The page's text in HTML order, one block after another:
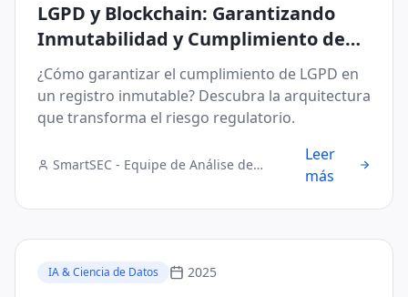
LGPD y Blockchain: Garantizando
Inmutabilidad y Cumplimiento de
Datos en Transacciones B2B
¿Cómo garantizar el cumplimiento de LGPD en
un registro inmutable? Descubra la arquitectura
que transforma el riesgo regulatorio.
SmartSEC - Equipe de Análise de
Leer
más
IA & Ciencia de Datos 2025